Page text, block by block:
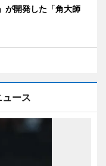
が開発した「角大師
ース